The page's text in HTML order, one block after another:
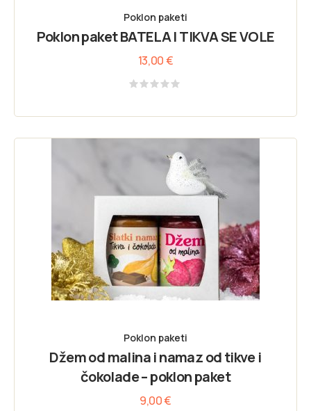
Poklon paketi
Poklon paket BATELA I TIKVA SE VOLE
13,00€
out
5
Poklon paketi
Džem od malina i namaz od tikve i
čokolade – poklon paket
9,00€